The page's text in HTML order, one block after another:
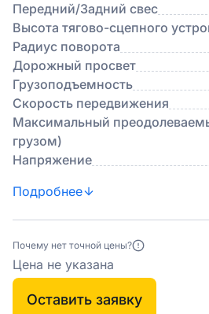
Передний/Задний свес
Высота тягово-сцепного
Радиус поворота
Дорожный просвет
Грузоподъемность
Скорость передвижения
Максимальный
грузом)
Напряжение
Подробнее
Почему нет точной цены?
Цена не указана
Оставить заявку